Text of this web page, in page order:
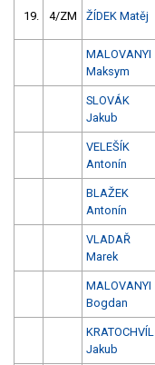
19. 4/ZM ŽÍDEK Matěj
MALOVANYI
Maksym
SLOVÁK
Jakub
VELEŠÍK
Antonín
BLAŽEK
Antonín
VLADAŘ
Marek
MALOVANYI
Bogdan
KRATOCHVÍL
Jakub